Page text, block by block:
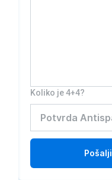
Koliko je 4+4?
Pošalji